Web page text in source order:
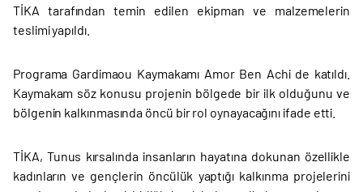
TİKA tarafından temin edilen ekipman ve malzemelerin
teslimi yapıldı.
Programa Gardimaou Kaymakamı Amor Ben Achi de katıldı.
Kaymakam söz konusu projenin bölgede bir ilk olduğunu ve
bölgenin kalkınmasında öncü bir rol oynayacağını ifade etti.
TİKA, Tunus kırsalında insanların hayatına dokunan özellikle
kadınların ve gençlerin öncülük yaptığı kalkınma projelerini